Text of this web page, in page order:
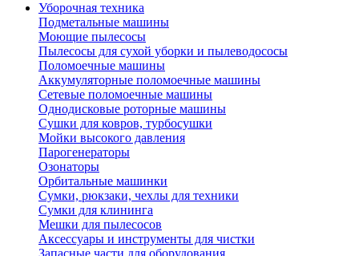
Уборочная техника
Подметальные машины
Моющие пылесосы
Пылесосы для сухой уборки и пылеводососы
Поломоечные машины
Аккумуляторные поломоечные машины
Сетевые поломоечные машины
Однодисковые роторные машины
Сушки для ковров, турбосушки
Мойки высокого давления
Парогенераторы
Озонаторы
Орбитальные машинки
Сумки, рюкзаки, чехлы для техники
Сумки для клининга
Мешки для пылесосов
Аксессуары и инструменты для чистки
Запасные части для оборудования